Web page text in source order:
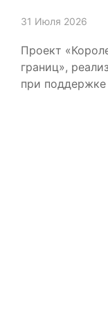
31 Июля 2026
Проект
границ»,
при